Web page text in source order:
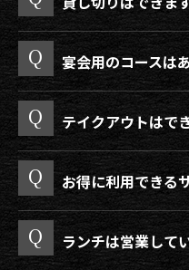
宴会用のコースは
テイクアウトはで
お得に利用できる
ランチは営業して